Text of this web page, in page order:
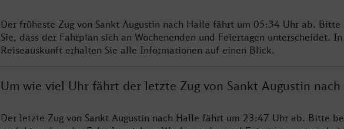
Der früheste Zug von Sankt Augustin nach Halle fährt um 05:34 Uhr ab. Bitte
Sie, dass der Fahrplan sich an Wochenenden und Feiertagen unterscheidet.
Reiseauskunft erhalten Sie alle Informationen auf einen Blick.
Um wie viel Uhr fährt der letzte Zug von Sankt Augustin nach
Der letzte Zug von Sankt Augustin nach Halle fährt um 23:47 Uhr ab. Bitte